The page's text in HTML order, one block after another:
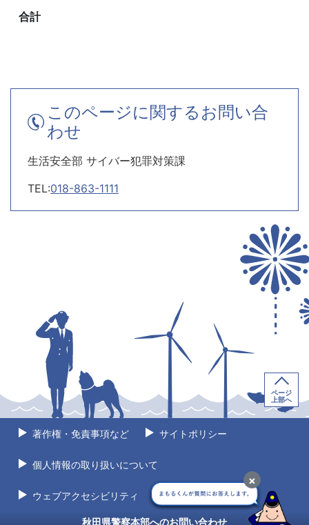
合計
このページに関するお問い合
わせ
生活安全部 サイバー犯罪対策課
TEL:018-863-1111
×
著作権・免責事項など サイトポリシー
個人情報の取り扱いについて
ウェブアクセシビリティ サイトマップ
秋田県警察本部へのお問い合わせ
ページ
上部へ